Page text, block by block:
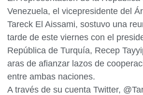
Venezuela, el vicepresidente del
Tareck El Aissami, sostuvo una
tarde de este viernes con el
República de Turquía, Recep
aras de afianzar lazos de
entre ambas naciones.
A través de su cuenta Twitter,